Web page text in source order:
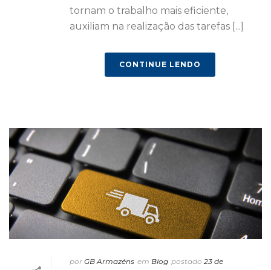
tornam o trabalho mais eficiente,
auxiliam na realização das tarefas [...]
CONTINUE LENDO
por GB Armazéns em Blog postado 23 de